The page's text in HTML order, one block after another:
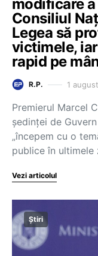
modificare
Consiliul
Legea să
victimele,
rapid pe
R.P. 1
Premierul Marcel
ședinței de
„începem cu o
publice în
Vezi articolul
Știri